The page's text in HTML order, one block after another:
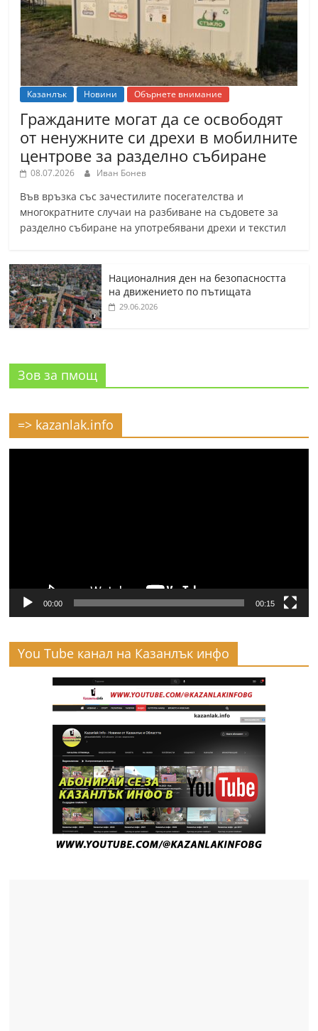
Казанлък Новини Обърнете внимание
Гражданите могат да се освободят
от ненужните си дрехи в мобилните
центрове за разделно събиране
08.07.2026 Иван Бонев
Във връзка със зачестилите посегателства и
многократните случаи на разбиване на съдовете за
разделно събиране на употребявани дрехи и текстил
Националния ден на безопасността
на движението по пътищата
29.06.2026
Зов за пмощ
=> kazanlak.info
00:00 00:15
You Tube канал на Казанлък инфо